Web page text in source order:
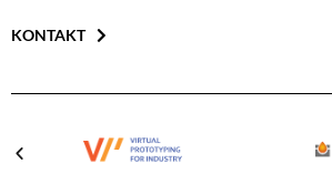
KONTAKT